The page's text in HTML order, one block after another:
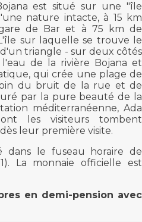
est situé sur une "île
nature intacte, à 15 km
de Bar et à 75 km de
sur laquelle se trouve le
triangle - sur deux côtés
de la rivière Bojana et
qui crée une plage de
du bruit de la rue et de
par la pure beauté de la
méditerranéenne, Ada
les visiteurs tombent
leur première visite.
dans le fuseau horaire de
La monnaie officielle est
en demi-pension avec